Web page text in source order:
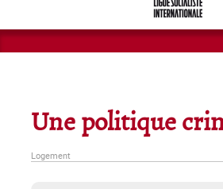
Une politique
Logement